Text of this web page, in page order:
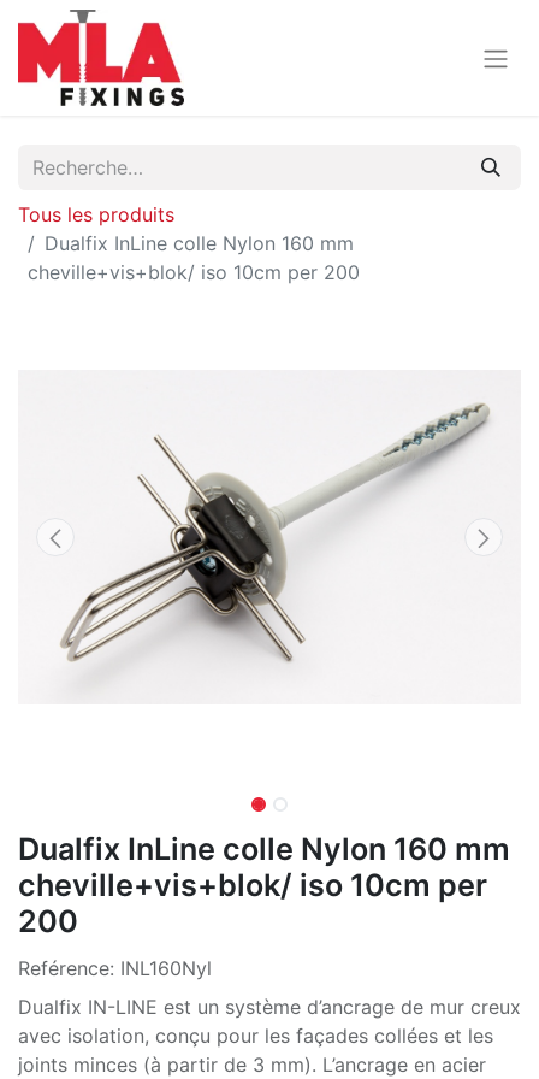
Tous les produits
Dualfix InLine colle Nylon 160 mm
cheville+vis+blok/ iso 10cm per 200
Dualfix InLine colle Nylon 160 mm
cheville+vis+blok/ iso 10cm per
200
Reférence: INL160Nyl
Dualfix IN-LINE est un système d’ancrage de mur creux
avec isolation, conçu pour les façades collées et les
joints minces (à partir de 3 mm). L’ancrage en acier